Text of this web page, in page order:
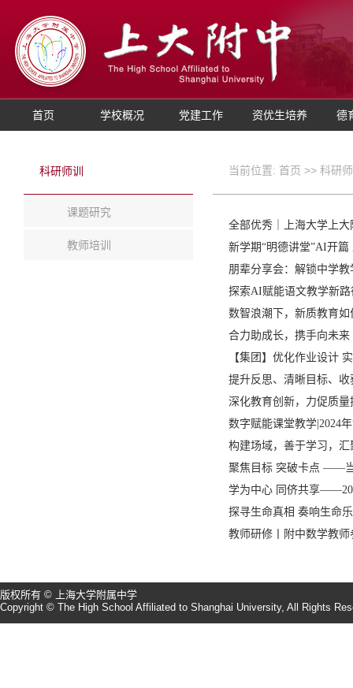
首页 学校概况 党建工作 资优生培养 德
科研师训
课题研究
教师培训
当前位置: 首页 >> 科研
全部优秀｜上海大学上
新学期“明德讲堂”AI开
朋辈分享会：解锁中学
探索AI赋能语文教学新
数智浪潮下，新质教育
合力助成长，携手向未
【集团】优化作业设计
提升反思、清晰目标、
深化教育创新，力促质
数字赋能课堂教学|2024
构建场域，善于学习，
聚焦目标 突破卡点 ——
学为中心 同侪共享
探寻生命真相 奏响生命
教师研修丨附中数学教
版权所有 © 上海大学附属中学
Copyright © The High School Affiliated to Shanghai University, All Rights